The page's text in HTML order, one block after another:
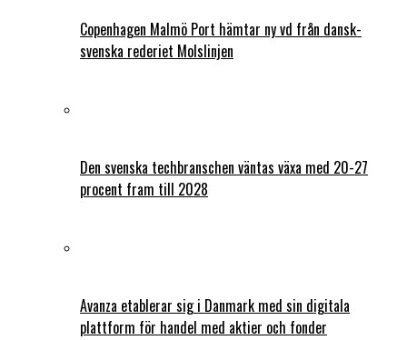
Copenhagen Malmö Port hämtar ny vd från dansk-
svenska rederiet Molslinjen
Den svenska techbranschen väntas växa med 20-27
procent fram till 2028
Avanza etablerar sig i Danmark med sin digitala
plattform för handel med aktier och fonder